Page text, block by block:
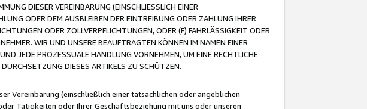
DIESER VEREINBARUNG (EINSCHLIESSLICH EINER
ODER DEM AUSBLEIBEN DER EINTREIBUNG ODER ZAHLUNG IHRER
ODER ZOLLVERPFLICHTUNGEN, ODER (F) FAHRLÄSSIGKEIT ODER
WIR UND UNSERE BEAUFTRAGTEN KÖNNEN IM NAMEN EINER
JEDE PROZESSUALE HANDLUNG VORNEHMEN, UM EINE RECHTLICHE
DIESES ARTIKELS ZU SCHÜTZEN.
Vereinbarung (einschließlich einer tatsächlichen oder angeblichen
Tätigkeiten oder Ihrer Geschäftsbeziehung mit uns oder unseren